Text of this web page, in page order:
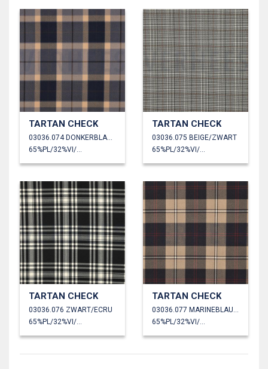
TARTAN CHECK
03036.074 DONKERBLAUW/CAMEL
65%PL/32%VI/3%EA
TARTAN CHECK
03036.075 BEIGE/ZWART
65%PL/32%VI/3%EA
TARTAN CHECK
03036.076 ZWART/ECRU
65%PL/32%VI/3%EA
TARTAN CHECK
03036.077 MARINEBLAUW/BEIGE
65%PL/32%VI/3%EA